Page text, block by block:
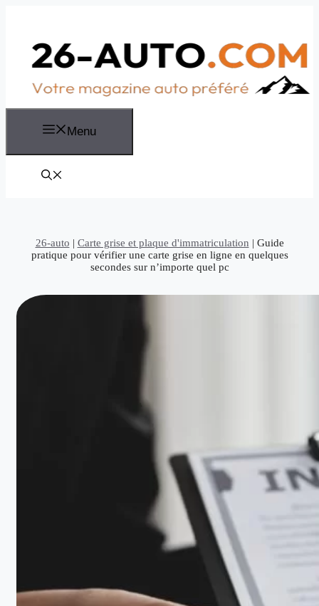
Menu
26-auto | Carte grise et plaque d'immatriculation | Guide
pratique pour vérifier une carte grise en ligne en quelques
secondes sur n’importe quel pc